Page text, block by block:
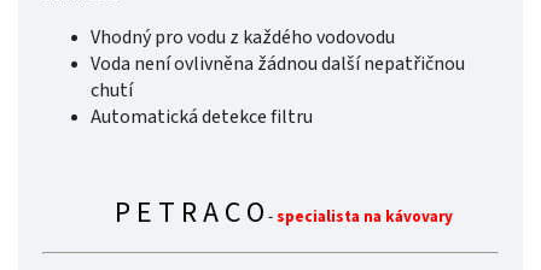
Vhodný pro vodu z každého vodovodu
Voda není ovlivněna žádnou další nepatřičnou
chutí
Automatická detekce filtru
P E T R A C O -specialista na kávovary